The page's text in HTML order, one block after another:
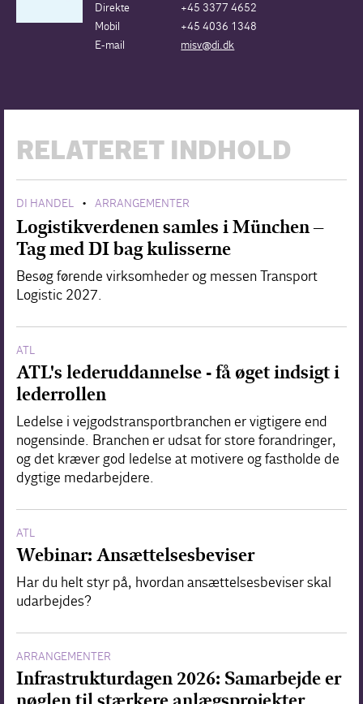
Direkte
+45 3377 4652
Mobil
+45 4036 1348
E-mail
misv@di.dk
RELATERET INDHOLD
DI HANDEL • ARRANGEMENTER
Logistikverdenen samles i München –
Tag med DI bag kulisserne
Besøg førende virksomheder og messen Transport
Logistic 2027.
ATL
ATL's lederuddannelse - få øget indsigt i
lederrollen
Ledelse i vejgodstransportbranchen er vigtigere end
nogensinde. Branchen er udsat for store forandringer,
og det kræver god ledelse at motivere og fastholde de
dygtige medarbejdere.
ATL
Webinar: Ansættelsesbeviser
Har du helt styr på, hvordan ansættelsesbeviser skal
udarbejdes?
ARRANGEMENTER
Infrastrukturdagen 2026: Samarbejde er